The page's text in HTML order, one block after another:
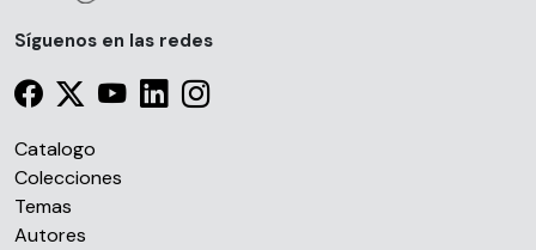
Síguenos en las redes
Catalogo
Colecciones
Temas
Autores